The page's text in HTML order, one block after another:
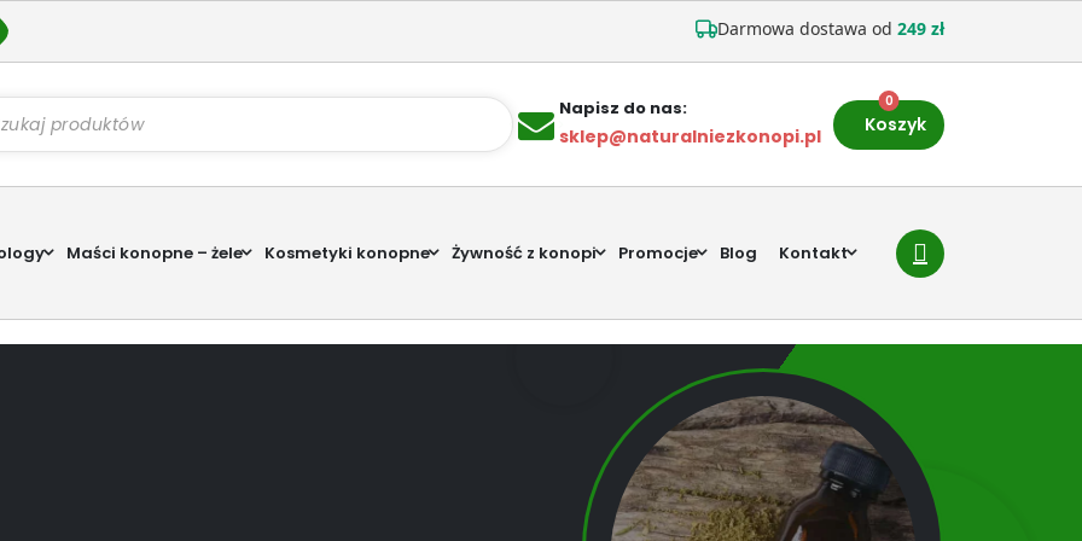
Darmowa dostawa od 249 zł
Napisz do nas:
sklep@naturalniezkonopi.pl
Koszyk
0
Maści konopne – żele Kosmetyki konopne Żywność z konopi Promocje Blog Kontakt